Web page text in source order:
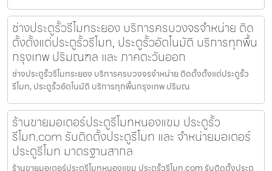
ช่างประตูรั้วรีโมทระยอง บริการครบวงจรจำหน่าย ติด
ตั้งตั้งแต่ประตูรั้วรีโมท, ประตูรั้วอัตโนมัติ บริการทุกพื้น
กรุงเทพ ปริมณฑล และ ภาคตะวันออก
ช่างประตูรั้วรีโมทระยอง บริการครบวงจรจำหน่าย ติดตั้งตั้งแต่ประตูรั้ว
รีโมท, ประตูรั้วอัตโนมัติ บริการทุกพื้นกรุงเทพ ปริมณ
ร้านขายมอเตอร์ประตูรีโมทหนองแขม ประตูรั้ว
รีโมท.com รับติดตั้งประตูรีโมท และ จำหน่ายมอเตอร์
ประตูรีโมท มาตรฐานสากล
ร้านขายมอเตอร์ประตูรีโมทหนองแขม ประตูรั้วรีโมท.com รับติดตั้งประตู